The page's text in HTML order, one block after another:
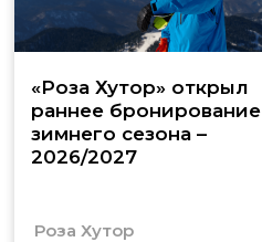
«Роза Хутор» открыл
раннее бронирование
зимнего сезона –
2026/2027
Роза Хутор